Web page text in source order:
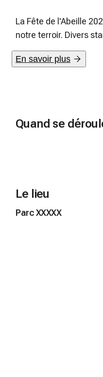
La Fête de l'Abeille
notre terroir. Divers
qualité, reflétant le
En savoir plus
Quand se
Le lieu
Parc XXXXX